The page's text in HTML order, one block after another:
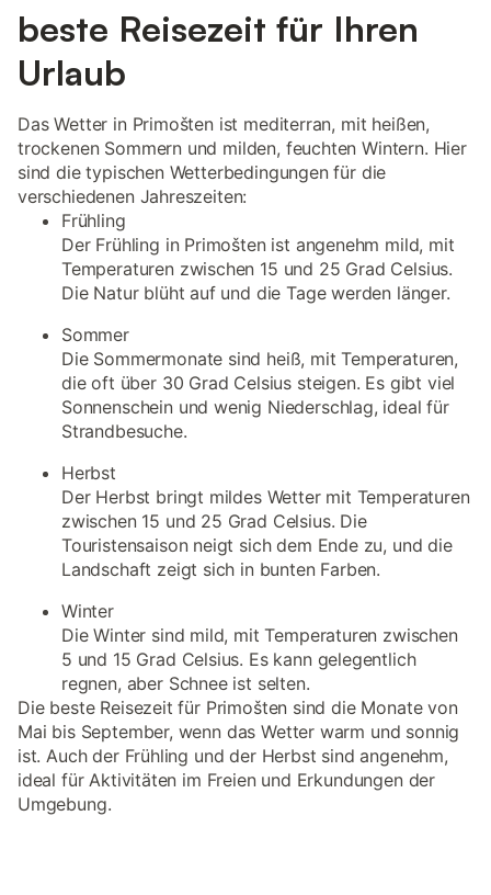
beste Reisezeit für Ihren
Urlaub
Das Wetter in Primošten ist mediterran, mit heißen,
trockenen Sommern und milden, feuchten Wintern. Hier
sind die typischen Wetterbedingungen für die
verschiedenen Jahreszeiten:
Frühling
Der Frühling in Primošten ist angenehm mild, mit
Temperaturen zwischen 15 und 25 Grad Celsius.
Die Natur blüht auf und die Tage werden länger.
Sommer
Die Sommermonate sind heiß, mit Temperaturen,
die oft über 30 Grad Celsius steigen. Es gibt viel
Sonnenschein und wenig Niederschlag, ideal für
Strandbesuche.
Herbst
Der Herbst bringt mildes Wetter mit Temperaturen
zwischen 15 und 25 Grad Celsius. Die
Touristensaison neigt sich dem Ende zu, und die
Landschaft zeigt sich in bunten Farben.
Winter
Die Winter sind mild, mit Temperaturen zwischen
5 und 15 Grad Celsius. Es kann gelegentlich
regnen, aber Schnee ist selten.
Die beste Reisezeit für Primošten sind die Monate von
Mai bis September, wenn das Wetter warm und sonnig
ist. Auch der Frühling und der Herbst sind angenehm,
ideal für Aktivitäten im Freien und Erkundungen der
Umgebung.